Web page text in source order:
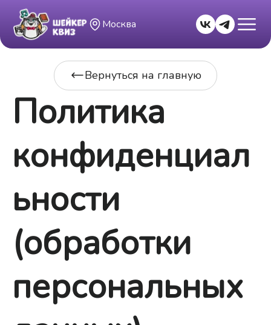
Москва
Вернуться на главную
Политика
конфиденциал
ьности
(обработки
персональных